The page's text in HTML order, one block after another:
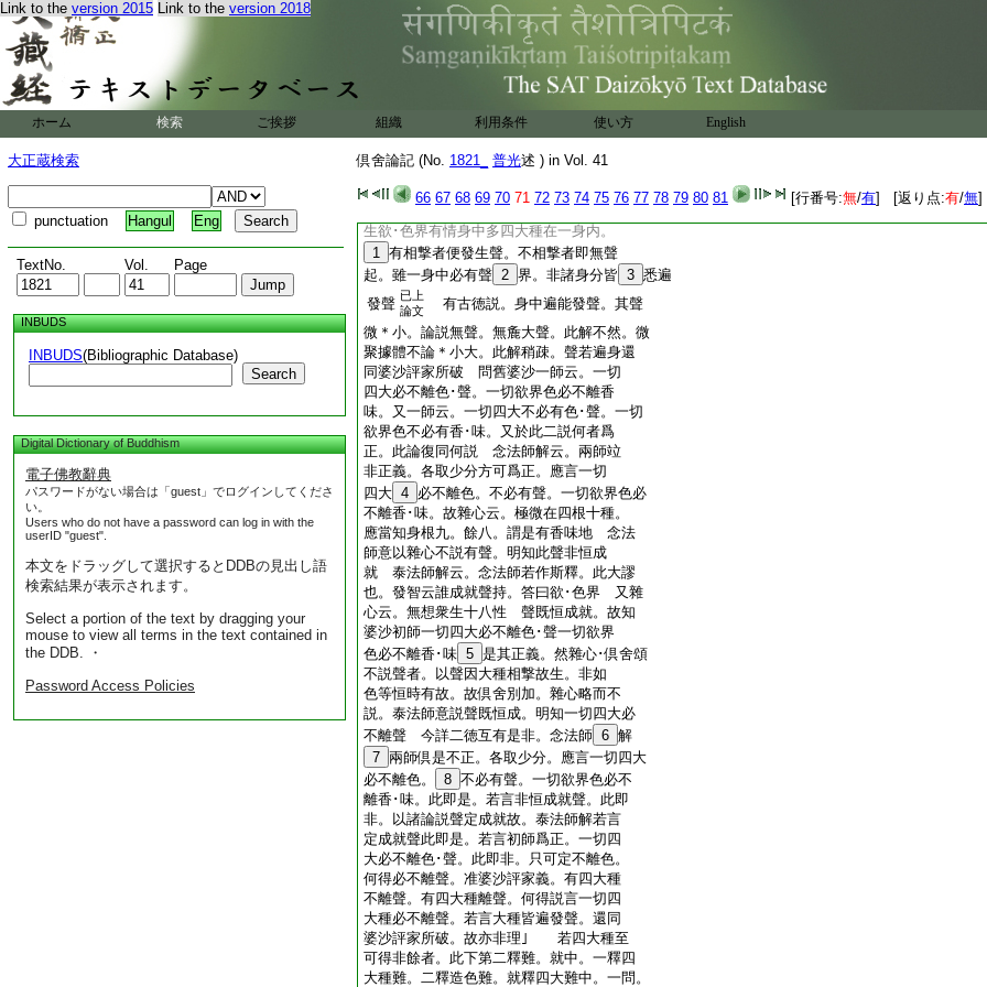
Link to the version 2015 Link to the version 2018
ホーム 検索 ご挨拶 組織 利用条件 使い方 English
大正蔵検索
punctuation Hangul Eng
TextNo. Vol. Page
INBUDS
INBUDS(Bibliographic Database)
Search
Digital Dictionary of Buddhism
電子佛教辭典
パスワードがない場合は「guest」でログインしてくださ
い。
Users who do not have a password can log in with the
userID "guest".
本文をドラッグして選択するとDDBの見出し語
検索結果が表示されます。
Select a portion of the text by dragging your
mouse to view all terms in the text contained in
the DDB. ・
Password Access Policies
倶舍論記 (No. 1821_ 普光述 ) in Vol. 41
66 67 68 69 70 71 72 73 74 75 76 77 78 79 80 81 [行番号:無/有] [返り点:有/無]
雖定成就相續不斷。非能總遍一切身分。
發智言 21
成據一身中相續不斷。此論言無
據身一分不發聲處。各據一義竝不相違。
故婆沙九十云。身･色･聲･觸界。欲･色界成就。
無色界不成就者。問身･色･觸界可爾。聲界
云何恒時成就。有作是説。大種合離必生聲
界。有情若在欲色界中。大種恒有故常發
聲。評曰。彼不應作是説。
生聲。此所生聲何大種造。若即
有對色一四大種生。若説餘造。餘四大種復
生欲･色界有情身中多四大種在一身内。
1 有相撃者便發生聲。不相撃者即無聲
起。雖一身中必有聲 2 界。非諸身分皆 3 悉遍
發聲 已上
論文
有古徳説。身中遍能發聲。其聲
微＊小。論説無聲。無麁大聲。此解不然。微
聚據體不論＊小大。此解稍疎。聲若遍身還
同婆沙評家所破 問舊婆沙一師云。一切
四大必不離色･聲。一切欲界色必不離香
味。又一師云。一切四大不必有色･聲。一切
欲界色不必有香･味。又於此二説何者爲
正。此論復同何説 念法師解云。兩師竝
非正義。各取少分方可爲正。應言一切
四大 4 必不離色。不必有聲。一切欲界色必
不離香･味。故雜心云。極微在四根十種。
應當知身根九。餘八。謂是有香味地 念法
師意以雜心不説有聲。明知此聲非恒成
就 泰法師解云。念法師若作斯釋。此大謬
也。發智云誰成就聲持。答曰欲･色界 又雜
心云。無想衆生十八性 聲既恒成就。故知
婆沙初師一切四大必不離色･聲一切欲界
色必不離香･味 5 是其正義。然雜心･倶舍頌
不説聲者。以聲因大種相撃故生。非如
色等恒時有故。故倶舍別加。雜心略而不
説。泰法師意説聲既恒成。明知一切四大必
不離聲 今詳二徳互有是非。念法師 6 解
7 兩師倶是不正。各取少分。應言一切四大
必不離色。
8 不必有聲。一切欲界色必不
離香･味。此即是。若言非恒成就聲。此即
非。以諸論説聲定成就故。泰法師解若言
定成就聲此即是。若言初師爲正。一切四
大必不離色･聲。此即非。只可定不離色。
何得必不離聲。准婆沙評家義。有四大種
不離聲。有四大種離聲。何得説言一切四
大種必不離聲。若言大種皆遍發聲。還同
婆沙評家所破。故亦非理｣ 若四大種至
可得非餘者。此下第二釋難。就中。一釋四
大種難。二釋造色難。就釋四大難中。一問。